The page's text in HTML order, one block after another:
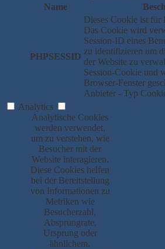
Name
PHPSESSID
Dieses Cookie ist für
Das Cookie wird
Session-ID eines
zu identifizieren um
der Website zu
Session-Cookie und
Browser-Fenster
Anbieter - Typ
Analytics
Analytische Cookies
werden verwendet,
um zu verstehen, wie
Besucher mit der
Website interagieren.
Diese Cookies helfen
bei der Bereitstellung
von Informationen zu
Metriken wie
Besucherzahl,
Absprungrate,
Ursprung oder
ähnlichem.